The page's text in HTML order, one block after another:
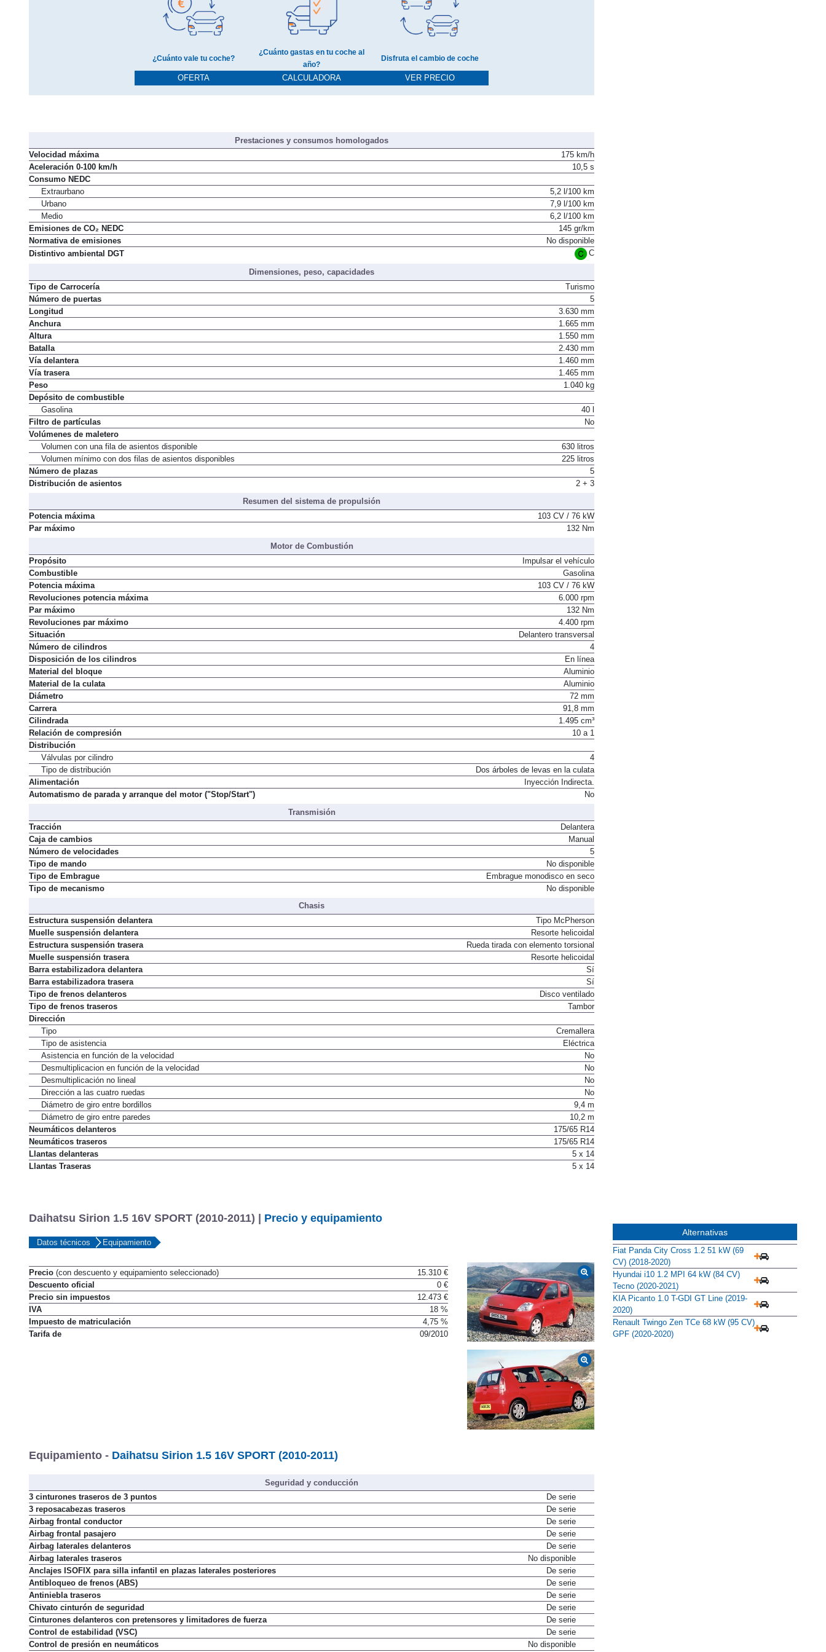
¿Cuánto vale tu coche?
OFERTA
¿Cuánto gastas en tu coche al
año?
CALCULADORA
Disfruta el cambio de coche
VER PRECIO
Prestaciones y consumos homologados
Velocidad máxima
175 km/h
Aceleración 0-100 km/h
10,5 s
Consumo NEDC
Extraurbano
5,2 l/100 km
Urbano
7,9 l/100 km
Medio
6,2 l/100 km
Emisiones de CO₂ NEDC
145 gr/km
Normativa de emisiones
No disponible
Distintivo ambiental DGT
C
Dimensiones, peso, capacidades
Tipo de Carrocería
Turismo
Número de puertas
5
Longitud
3.630 mm
Anchura
1.665 mm
Altura
1.550 mm
Batalla
2.430 mm
Vía delantera
1.460 mm
Vía trasera
1.465 mm
Peso
1.040 kg
Depósito de combustible
Gasolina
40 l
Filtro de partículas
No
Volúmenes de maletero
Volumen con una fila de asientos disponible
630 litros
Volumen mínimo con dos filas de asientos disponibles
225 litros
Número de plazas
5
Distribución de asientos
2 + 3
Resumen del sistema de propulsión
Potencia máxima
103 CV / 76 kW
Par máximo
132 Nm
Motor de Combustión
Propósito
Impulsar el vehículo
Combustible
Gasolina
Potencia máxima
103 CV / 76 kW
Revoluciones potencia máxima
6.000 rpm
Par máximo
132 Nm
Revoluciones par máximo
4.400 rpm
Situación
Delantero transversal
Número de cilindros
4
Disposición de los cilindros
En línea
Material del bloque
Aluminio
Material de la culata
Aluminio
Diámetro
72 mm
Carrera
91,8 mm
Cilindrada
1.495 cm³
Relación de compresión
10 a 1
Distribución
Válvulas por cilindro
4
Tipo de distribución
Dos árboles de levas en la culata
Alimentación
Inyección Indirecta.
Automatismo de parada y arranque del motor ("Stop/Start")
No
Transmisión
Tracción
Delantera
Caja de cambios
Manual
Número de velocidades
5
Tipo de mando
No disponible
Tipo de Embrague
Embrague monodisco en seco
Tipo de mecanismo
No disponible
Chasis
Estructura suspensión delantera
Tipo McPherson
Muelle suspensión delantera
Resorte helicoidal
Estructura suspensión trasera
Rueda tirada con elemento torsional
Muelle suspensión trasera
Resorte helicoidal
Barra estabilizadora delantera
Sí
Barra estabilizadora trasera
Sí
Tipo de frenos delanteros
Disco ventilado
Tipo de frenos traseros
Tambor
Dirección
Tipo
Cremallera
Tipo de asistencia
Eléctrica
Asistencia en función de la velocidad
No
Desmultiplicacion en función de la velocidad
No
Desmultiplicación no lineal
No
Dirección a las cuatro ruedas
No
Diámetro de giro entre bordillos
9,4 m
Diámetro de giro entre paredes
10,2 m
Neumáticos delanteros
175/65 R14
Neumáticos traseros
175/65 R14
Llantas delanteras
5 x 14
Llantas Traseras
5 x 14
Daihatsu Sirion 1.5 16V SPORT (2010-2011) | Precio y equipamiento
Datos técnicos Equipamiento
Precio (con descuento y equipamiento seleccionado)
15.310 €
Descuento oficial
0 €
Precio sin impuestos
12.473 €
IVA
18 %
Impuesto de matriculación
4,75 %
Tarifa de
09/2010
Equipamiento - Daihatsu Sirion 1.5 16V SPORT (2010-2011)
Seguridad y conducción
3 cinturones traseros de 3 puntos
De serie
3 reposacabezas traseros
De serie
Airbag frontal conductor
De serie
Airbag frontal pasajero
De serie
Airbag laterales delanteros
De serie
Airbag laterales traseros
No disponible
Anclajes ISOFIX para silla infantil en plazas laterales posteriores
De serie
Antibloqueo de frenos (ABS)
De serie
Antiniebla traseros
De serie
Chivato cinturón de seguridad
De serie
Cinturones delanteros con pretensores y limitadores de fuerza
De serie
Control de estabilidad (VSC)
De serie
Control de presión en neumáticos
No disponible
Alternativas
Fiat Panda City Cross 1.2 51 kW (69
CV) (2018-2020)
Hyundai i10 1.2 MPI 64 kW (84 CV)
Tecno (2020-2021)
KIA Picanto 1.0 T-GDI GT Line (2019-
2020)
Renault Twingo Zen TCe 68 kW (95 CV)
GPF (2020-2020)